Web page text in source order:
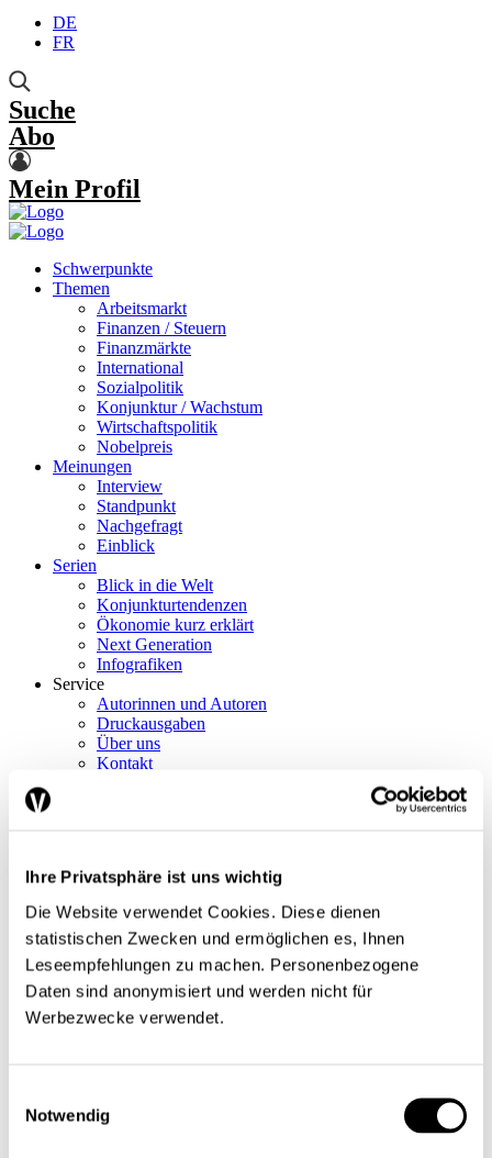
Ihre Privatsphäre ist uns wichtig
Die Website verwendet Cookies. Diese dienen
statistischen Zwecken und ermöglichen es, Ihnen
Leseempfehlungen zu machen. Personenbezogene
Daten sind anonymisiert und werden nicht für
Werbezwecke verwendet.
Notwendig
DE
FR
Suche
Abo
Mein Profil
Schwerpunkte
Themen
Arbeitsmarkt
Finanzen / Steuern
Finanzmärkte
International
Sozialpolitik
Konjunktur / Wachstum
Wirtschaftspolitik
Nobelpreis
Meinungen
Interview
Standpunkt
Nachgefragt
Einblick
Serien
Blick in die Welt
Konjunkturtendenzen
Ökonomie kurz erklärt
Next Generation
Infografiken
Service
Autorinnen und Autoren
Druckausgaben
Über uns
Kontakt
Themen
Arbeitsmarkt
Finanzen / Steuern
Finanzmärkte
International
Sozialpolitik
Interview